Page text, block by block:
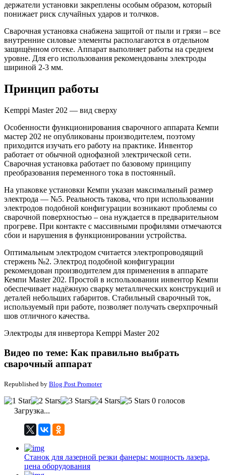
держатели установки закреплены особым образом, который
понижает риск случайных ударов и толчков.
Сварочная установка снабжена защитой от пыли и грязи – все
внутренние силовые элементы располагаются в отдельном
защищённом отсеке. Аппарат выполняет работы на среднем
уровне. Для его использования рекомендованы электроды
шириной 2-3 мм.
Принцип работы
Kemppi Master 202 — вид сверху
Особенности функционирования сварочного аппарата Кемпи
мастер 202 не опубликованы производителем, поэтому
приходится изучать его работу на практике. Инвентор
работает от обычной однофазной электрической сети.
Сварочная установка работает по базовому принципу
преобразования переменного тока в постоянный.
На упаковке установки Кемпи указан максимальный размер
электрода — №5. Реальность такова, что при использовании
электродов подобной конфигурации возникают проблемы со
сварочной поверхностью – она нуждается в предварительном
прогреве. При контакте с массивными профилями отмечаются
сбои и нарушения в функционировании устройства.
Оптимальным электродом считается электропроводящий
стержень №2. Электрод подобной конфигурации
рекомендован производителем для применения в аппарате
Кемпи Master 202. Простой в использовании инвентор Кемпи
обеспечивает надёжную сварку металлических конструкций и
деталей небольших габаритов. Стабильный сварочный ток,
используемый при работе, позволяет получать сверхпрочный
шов отличного качества.
Электроды для инвертора Kemppi Master 202
Видео по теме: Как правильно выбрать
сварочный аппарат
Republished by Blog Post Promoter
0 голосов
Загрузка...
Станок для лазерной резки фанеры: мощность лазера,
цена оборудования